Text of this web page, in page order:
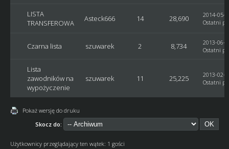
LISTA
TRANSFEROWA
Asteck666 14 28,690
2014-05-
Ostatni
Czarna lista szuwarek 2 8,734
2013-06-
Ostatni
Lista
zawodników na
wypożyczenie
szuwarek 11 25,225
2013-02-
Ostatni
Pokaż wersję do druku
Skocz do:
Użytkownicy przeglądający ten wątek: 1 gości